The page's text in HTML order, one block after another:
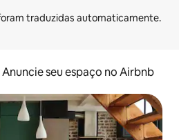
Anuncie seu espaço no Airbnb